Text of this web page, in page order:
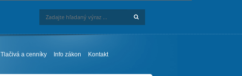
Tlačivá a cenníky Info zákon Kontakt